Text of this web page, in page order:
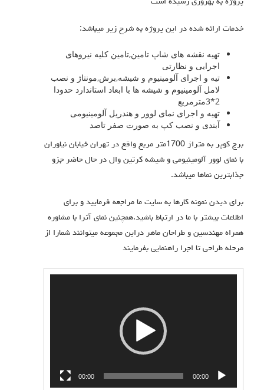
خدمات ارائه شده در این پروژه به شرح زیر میباشد:
تهیه نقشه های شاپ تامین,تامین کلیه نیروهای
اجرایی و نظارتی
تیه و اجرای آلومینیوم و شیشه,برش,مونتاژ و نصب
لامل آلومینیوم و شیشه ها با ابعاد استاندارد حدودا
2*3مترمربع
تهیه و اجرای نمای لوور و هندریل آلومینیومی
آبندی و نصب کپ به صورت صفر تاصد
برج کوپر به متراژ 1700متر مربع واقع در تهران خیابان نیاوران
با نمای لوور آلومینیومی و شیشه کرتین وال در حال حاضر جزو
جذابترین نماها میباشد.
برای دیدن نمونه کارها به سایت ما مراجعه فرمایید و برای
اطلاعات بیشتر با ما در ارتباط باشید.همچنین نمای آترا با مشاوره
همراه مهندسین و طراحان ماهر دراین مجموعه میتوانند شمارا از
مرحله طراحی تا اجرا راهنمایی بفرمایند
00:00
00:00